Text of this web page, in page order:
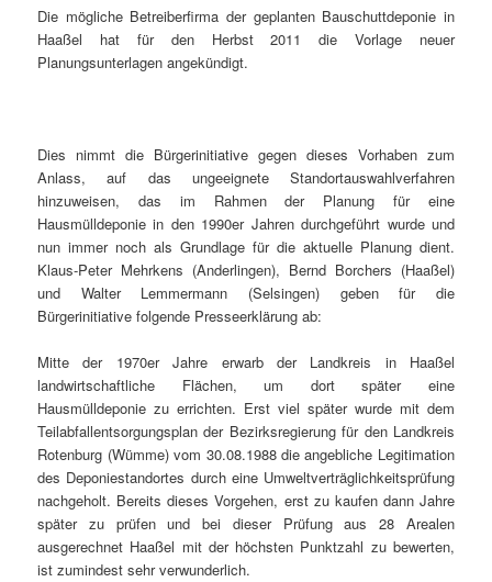
Die mögliche Betreiberfirma der geplanten Bauschuttdeponie in
Haaßel hat für den Herbst 2011 die Vorlage neuer
Planungsunterlagen angekündigt.
Dies nimmt die Bürgerinitiative gegen dieses Vorhaben zum
Anlass, auf das ungeeignete Standortauswahlverfahren
hinzuweisen, das im Rahmen der Planung für eine
Hausmülldeponie in den 1990er Jahren durchgeführt wurde und
nun immer noch als Grundlage für die aktuelle Planung dient.
Klaus-Peter Mehrkens (Anderlingen), Bernd Borchers (Haaßel)
und Walter Lemmermann (Selsingen) geben für die
Bürgerinitiative folgende Presseerklärung ab:
Mitte der 1970er Jahre erwarb der Landkreis in Haaßel
landwirtschaftliche Flächen, um dort später eine
Hausmülldeponie zu errichten. Erst viel später wurde mit dem
Teilabfallentsorgungsplan der Bezirksregierung für den Landkreis
Rotenburg (Wümme) vom 30.08.1988 die angebliche Legitimation
des Deponiestandortes durch eine Umweltverträglichkeitsprüfung
nachgeholt. Bereits dieses Vorgehen, erst zu kaufen dann Jahre
später zu prüfen und bei dieser Prüfung aus 28 Arealen
ausgerechnet Haaßel mit der höchsten Punktzahl zu bewerten,
ist zumindest sehr verwunderlich.